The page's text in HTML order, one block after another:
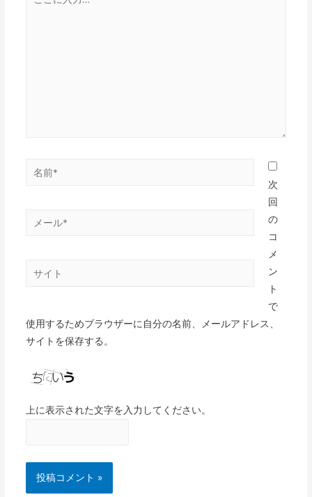
次
回
の
コ
メ
ン
ト
で
使用するためブラウザーに自分の名前、メールアドレス、
サイトを保存する。
上に表示された文字を入力してください。